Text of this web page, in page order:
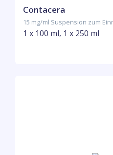
Contacera
15 mg/ml Suspension zum
1 x 100 ml, 1 x 250 ml